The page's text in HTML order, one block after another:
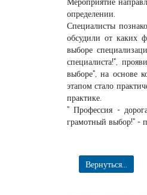
определении.
Специалисты
обсудили от каких
выборе
специалиста!",
выборе", на основе
этапом стало
практике.
" Профессия -
грамотный выбор!" -
Вернуться...